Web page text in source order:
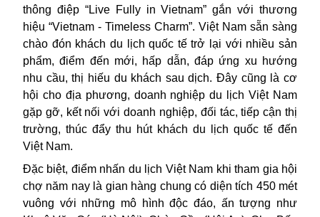
thông điệp “Live Fully in Vietnam” gắn với thương
hiệu “Vietnam - Timeless Charm”. Việt Nam sẵn sàng
chào đón khách du lịch quốc tế trở lại với nhiều sản
phẩm, điểm đến mới, hấp dẫn, đáp ứng xu hướng
nhu cầu, thị hiếu du khách sau dịch. Đây cũng là cơ
hội cho địa phương, doanh nghiệp du lịch Việt Nam
gặp gỡ, kết nối với doanh nghiệp, đối tác, tiếp cận thị
trường, thúc đẩy thu hút khách du lịch quốc tế đến
Việt Nam.
Đặc biệt, điểm nhấn du lịch Việt Nam khi tham gia hội
chợ năm nay là gian hàng chung có diện tích 450 mét
vuông với những mô hình độc đáo, ấn tượng như